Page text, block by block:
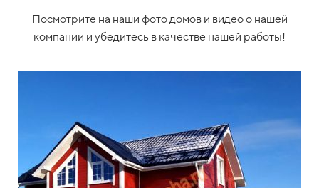
Посмотрите на наши фото домов и видео о нашей
компании и убедитесь в качестве нашей работы!